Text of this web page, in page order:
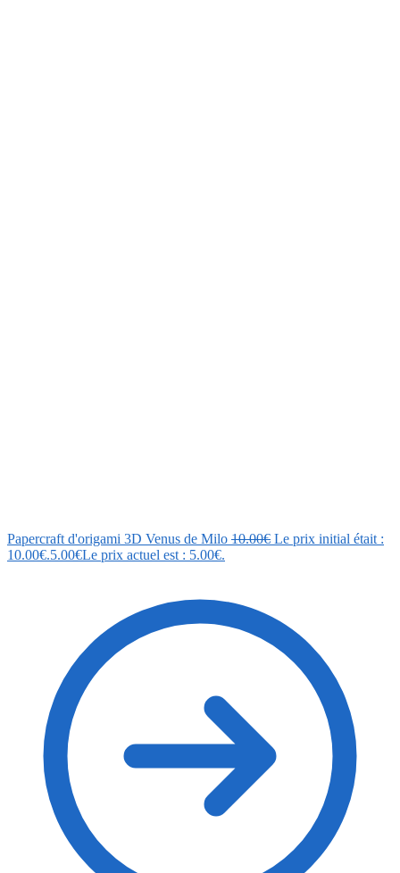
Papercraft d'origami 3D Venus de Milo 10.00€ Le prix initial était :
10.00€.5.00€Le prix actuel est : 5.00€.